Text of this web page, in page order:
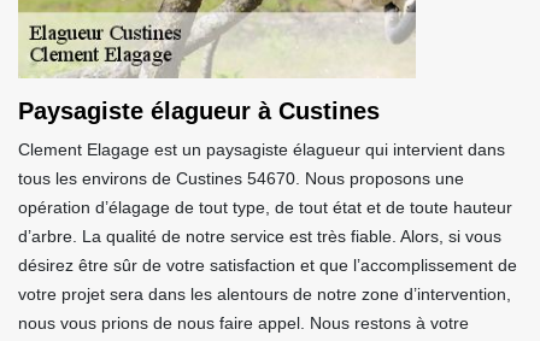
Paysagiste élagueur à Custines
Clement Elagage est un paysagiste élagueur qui intervient dans
tous les environs de Custines 54670. Nous proposons une
opération d’élagage de tout type, de tout état et de toute hauteur
d’arbre. La qualité de notre service est très fiable. Alors, si vous
désirez être sûr de votre satisfaction et que l’accomplissement de
votre projet sera dans les alentours de notre zone d’intervention,
nous vous prions de nous faire appel. Nous restons à votre